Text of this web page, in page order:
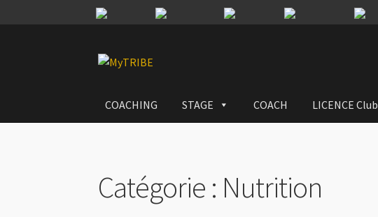
Aller
navigation
Aller
COACHING STAGE COACH LICENCE Club
Catégorie : Nutrition